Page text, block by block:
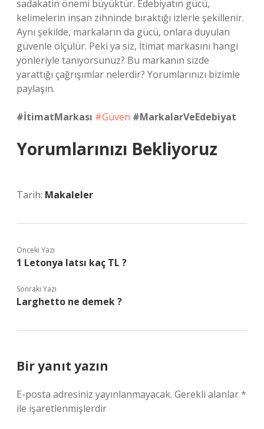
sadakatin önemi büyüktür. Edebiyatın gücü,
kelimelerin insan zihninde bıraktığı izlerle şekillenir.
Aynı şekilde, markaların da gücü, onlara duyulan
güvenle ölçülür. Peki ya siz, İtimat markasını hangi
yönleriyle tanıyorsunuz? Bu markanın sizde
yarattığı çağrışımlar nelerdir? Yorumlarınızı bizimle
paylaşın.
#İtimatMarkası #Güven #MarkalarVeEdebiyat
Yorumlarınızı Bekliyoruz
Tarih: Makaleler
Önceki Yazı
1 Letonya latsı kaç TL ?
Sonraki Yazı
Larghetto ne demek ?
Bir yanıt yazın
E-posta adresiniz yayınlanmayacak. Gerekli alanlar*
ile işaretlenmişlerdir